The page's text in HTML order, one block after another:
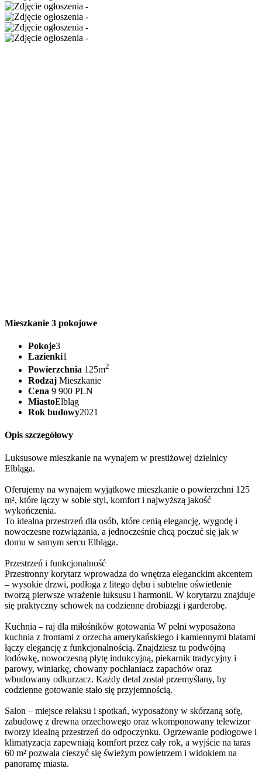
Mieszkanie 3 pokojowe
Pokoje3
Łazienki1
Powierzchnia 125m2
Rodzaj Mieszkanie
Cena 9 900 PLN
MiastoElbląg
Rok budowy2021
Opis szczegółowy
Luksusowe mieszkanie na wynajem w prestiżowej dzielnicy
Elbląga.
Oferujemy na wynajem wyjątkowe mieszkanie o powierzchni 125
m², które łączy w sobie styl, komfort i najwyższą jakość
wykończenia.
To idealna przestrzeń dla osób, które cenią elegancję, wygodę i
nowoczesne rozwiązania, a jednocześnie chcą poczuć się jak w
domu w samym sercu Elbląga.
Przestrzeń i funkcjonalność
Przestronny korytarz wprowadza do wnętrza eleganckim akcentem
– wysokie drzwi, podłoga z litego dębu i subtelne oświetlenie
tworzą pierwsze wrażenie luksusu i harmonii. W korytarzu znajduje
się praktyczny schowek na codzienne drobiazgi i garderobę.
Kuchnia – raj dla miłośników gotowania W pełni wyposażona
kuchnia z frontami z orzecha amerykańskiego i kamiennymi blatami
łączy elegancję z funkcjonalnością. Znajdziesz tu podwójną
lodówkę, nowoczesną płytę indukcyjną, piekarnik tradycyjny i
parowy, winiarkę, chowany pochłaniacz zapachów oraz
wbudowany odkurzacz. Każdy detal został przemyślany, by
codzienne gotowanie stało się przyjemnością.
Salon – miejsce relaksu i spotkań, wyposażony w skórzaną sofę,
zabudowę z drewna orzechowego oraz wkomponowany telewizor
tworzy idealną przestrzeń do odpoczynku. Ogrzewanie podłogowe i
klimatyzacja zapewniają komfort przez cały rok, a wyjście na taras
60 m² pozwala cieszyć się świeżym powietrzem i widokiem na
panoramę miasta.